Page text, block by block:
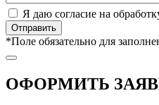
Я даю согласие на
*Поле обязательно для
ОФОРМИТЬ